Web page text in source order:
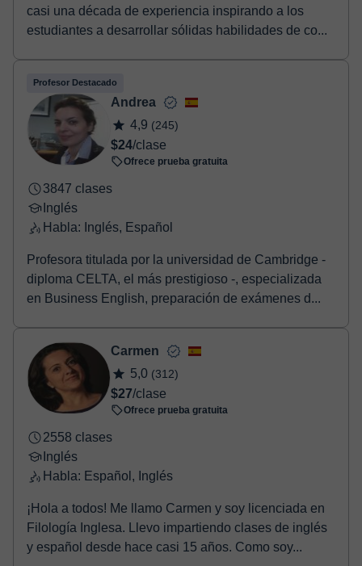
casi una década de experiencia inspirando a los
estudiantes a desarrollar sólidas habilidades de co...
Profesor Destacado
Andrea
4,9 (245)
$24/clase
Ofrece prueba gratuita
3847 clases
Inglés
Habla: Inglés, Español
Profesora titulada por la universidad de Cambridge -
diploma CELTA, el más prestigioso -, especializada
en Business English, preparación de exámenes d...
Carmen
5,0 (312)
$27/clase
Ofrece prueba gratuita
2558 clases
Inglés
Habla: Español, Inglés
¡Hola a todos! Me llamo Carmen y soy licenciada en
Filología Inglesa. Llevo impartiendo clases de inglés
y español desde hace casi 15 años. Como soy...